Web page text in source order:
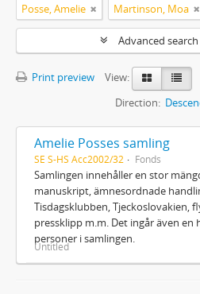
Posse, Amelie Martinson, Moa
Advanced
Print preview
View:
Direction:
Amelie Posses samling
SE S-HS Acc2002/32 Fonds
Samlingen innehåller en stor
manuskript, ämnesordnade
Tisdagsklubben, Tjeckoslovakien,
pressklipp m.m. Det ingår även en
personer i samlingen.
Untitled